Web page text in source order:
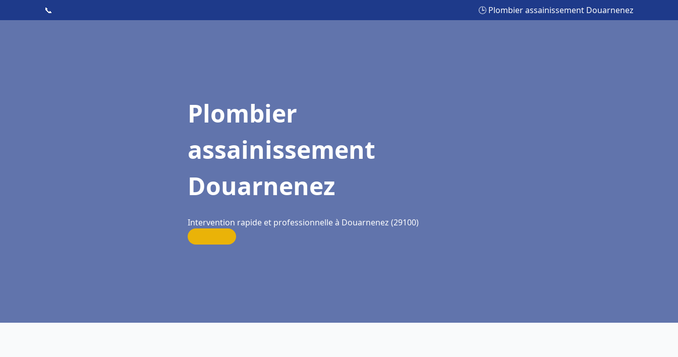
📞 🕒 Plombier assainissement Douarnenez
Plombier
assainissement
Douarnenez
Intervention rapide et professionnelle à Douarnenez (29100)